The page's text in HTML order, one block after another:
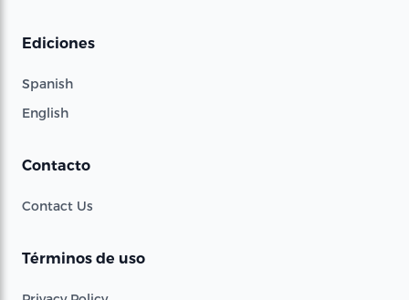
Ediciones
Spanish
English
Contacto
Contact Us
Términos de uso